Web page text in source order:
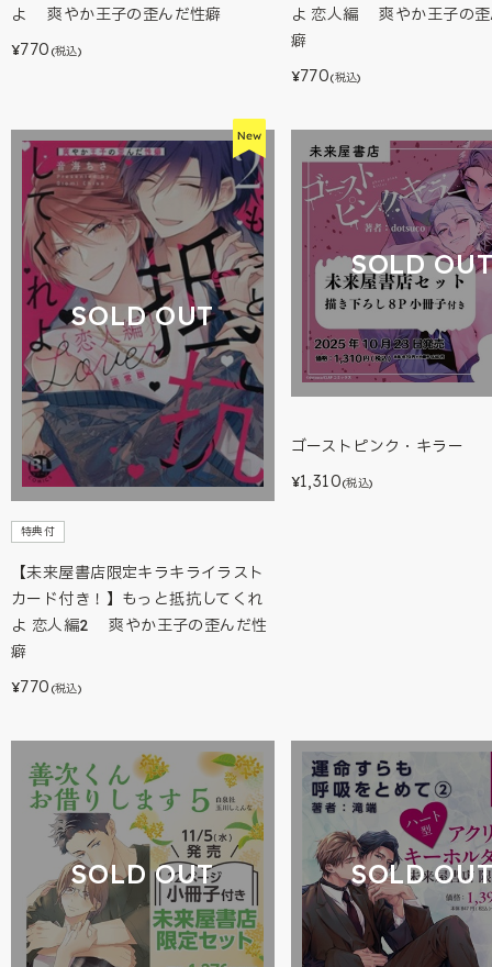
よ 爽やか王子の歪んだ性癖
¥770 (税込)
よ 恋人編 爽やか王子の歪
癖
¥770(税込)
SOLD OUT
特典付
【未来屋書店限定キラキライラスト
カード付き！】もっと抵抗してくれ
よ 恋人編2 爽やか王子の歪んだ性
癖
¥770 (税込)
SOLD
ゴーストピンク・キラー
¥1,310(税込)
SOLD OUT SOLD